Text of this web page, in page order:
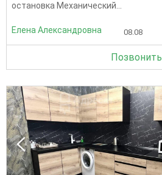
остановка Механический...
Елена Александровна 08.08
Позвонить